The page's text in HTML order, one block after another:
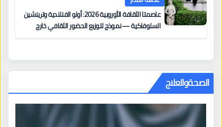
عاصمتا الثقافة الأوروبية 2026: أولو الفنلندية وترينشين
السلوفاكية — نموذج لتوزيع الحضور الثقافي خارج
الصحةوالعلاج